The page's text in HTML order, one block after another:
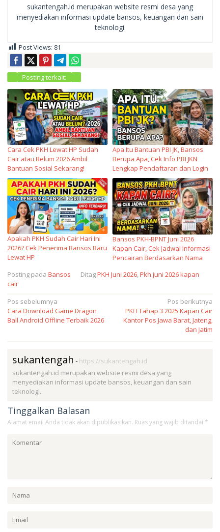
sukantengah.id merupakan website resmi desa yang
menyediakan informasi update bansos, keuangan dan sain
teknologi.
Post Views: 81
Posting terkait:
Cara Cek PKH Lewat HP Sudah
Cair atau Belum 2026 Ambil
Bantuan Sosial Sekarang!
Apa Itu Bantuan PBI JK, Bansos
Berupa Apa, Cek Info PBI JKN
Lengkap Pendaftaran dan Login
Apakah PKH Sudah Cair Hari Ini
2026? Cek Penerima Bansos Baru
Lewat HP
Bansos PKH-BPNT Juni 2026
Kapan Cair, Cek Jadwal Informasi
Pencairan Berdasarkan Nama
Posting pada Bansos DitagPKH Juni 2026,Pkh juni 2026 kapan
cair
Navigasi
pos
Pos sebelumnya
Cara Download Game Dragon
Ball Android Offline Terbaik 2026
Pos berikutnya
PKH Tahap 3 2025 Kapan Cair
Kantor Pos Jawa Barat, Jateng,
dan Jatim
sukantengah - https://sukantengah.id
sukantengah.id merupakan website resmi desa yang
menyediakan informasi update bansos, keuangan dan sain
teknologi.
Tinggalkan Balasan
Alamat email Anda tidak akan dipublikasikan. Ruas yang wajib ditandai *